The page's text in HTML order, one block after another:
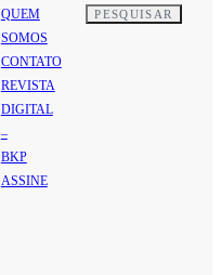
QUEM
SOMOS
CONTATO
REVISTA
DIGITAL
–
BKP
ASSINE
PESQUISAR